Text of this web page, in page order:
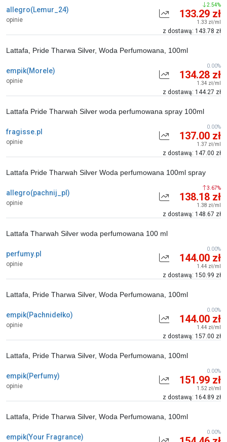
allegro(Lemur_24)
opinie 133.29 zł
1.33 zł/ml
z dostawą: 143.78 zł
2.54%
empik(Morele)
opinie
Lattafa, Pride Tharwa Silver, Woda Perfumowana, 100ml
134.28 zł
1.34 zł/ml
z dostawą: 144.27 zł
0.00%
fragisse.pl
opinie
Lattafa Pride Tharwah Silver woda perfumowana spray 100ml
137.00 zł
1.37 zł/ml
z dostawą: 147.00 zł
0.00%
allegro(pachnij_pl)
opinie
Lattafa Pride Tharwah Silver Woda perfumowana 100ml spray
138.18 zł
1.38 zł/ml
z dostawą: 148.67 zł
3.67%
perfumy.pl
opinie
Lattafa Tharwah Silver woda perfumowana 100 ml
144.00 zł
1.44 zł/ml
z dostawą: 150.99 zł
0.00%
empik(Pachnidełko)
opinie
Lattafa, Pride Tharwa Silver, Woda Perfumowana, 100ml
144.00 zł
1.44 zł/ml
z dostawą: 157.00 zł
0.00%
empik(Perfumy)
opinie
Lattafa, Pride Tharwa Silver, Woda Perfumowana, 100ml
151.99 zł
1.52 zł/ml
z dostawą: 164.89 zł
0.00%
empik(Your Fragrance)
Lattafa, Pride Tharwa Silver, Woda Perfumowana, 100ml
0.00%